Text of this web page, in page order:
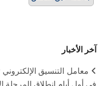
آخر الأخبار